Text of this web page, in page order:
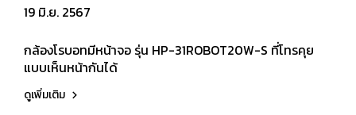
19 มิ.ย. 2567
กล้องโรบอทมีหน้าจอ รุ่น HP-31ROBOT20W-S ที่โทรคุย
แบบเห็นหน้ากันได้
ดูเพิ่มเติม